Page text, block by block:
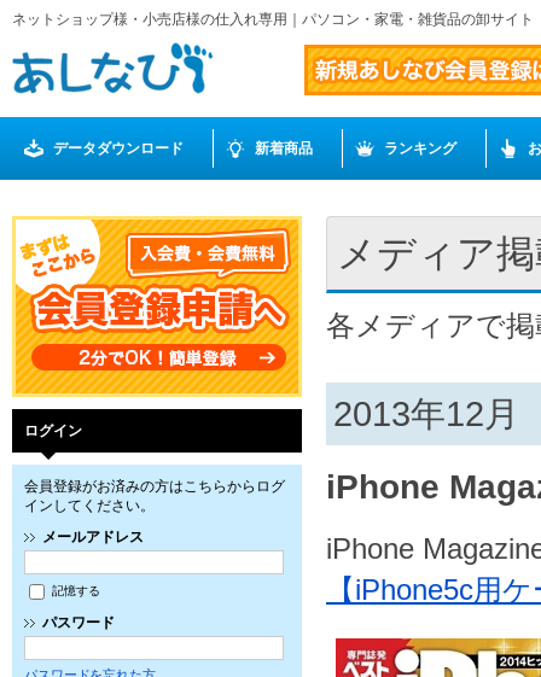
ネットショップ様・小売店様の仕入れ専用｜パソコン・家電・雑貨品の卸サイ
データダウンロード 新着商品 ランキング
ログイン
会員登録がお済みの方はこちらからログ
インしてください。
メールアドレス
記憶する
パスワード
メディア
各メディアで
2013年12月
iPhone
iPhone
【iPhone5c用